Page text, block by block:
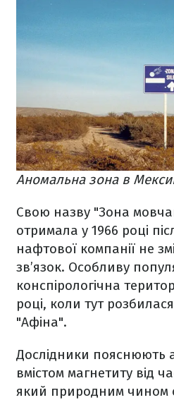
Аномальна зона в
Свою назву "Зона
отримала у 1966 році
нафтової компанії не
зв’язок. Особливу
конспірологічна
році, коли тут
"Афіна".
Дослідники пояснюють
вмістом магнетиту від
який природним чином